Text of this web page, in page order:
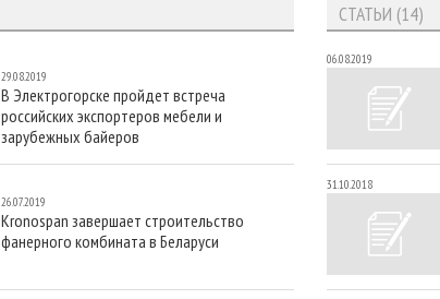
29.08.2019
В Электрогорске пройдет встреча
российских экспортеров мебели и
зарубежных байеров
26.07.2019
Kronospan завершает строительство
фанерного комбината в Беларуси
СТАТЬИ (14)
06.08.2019
31.10.2018